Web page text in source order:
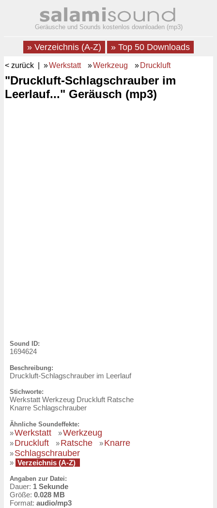
Geräusche und Sounds kostenlos downloaden (mp3)
» Verzeichnis (A-Z) » Top 50 Downloads
< zurück | »Werkstatt »Werkzeug » Druckluft
"Druckluft-Schlagschrauber im
Leerlauf..." Geräusch (mp3)
Sound ID:
1694624
Beschreibung:
Druckluft-Schlagschrauber im Leerlauf
Stichworte:
Werkstatt Werkzeug Druckluft Ratsche
Knarre Schlagschrauber
Ähnliche Soundeffekte:
»Werkstatt »Werkzeug
»Druckluft »Ratsche »Knarre
»Schlagschrauber
» Verzeichnis (A-Z)
Angaben zur Datei:
Dauer: 1 Sekunde
Größe: 0.028 MB
Format: audio/mp3